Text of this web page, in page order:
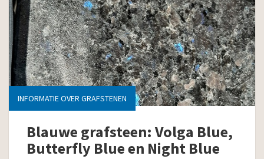
INFORMATIE OVER GRAFSTENEN
Blauwe grafsteen: Volga Blue,
Butterfly Blue en Night Blue